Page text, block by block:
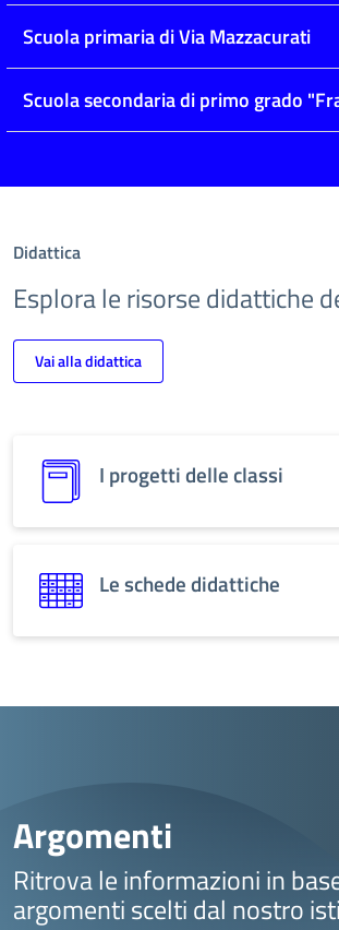
Scuola primaria di Via Mazzacurati
Scuola secondaria di primo grado
Didattica
Esplora le risorse didattiche
Vai alla didattica
I progetti delle classi
Le schede didattiche
Argomenti
Ritrova le informazioni in
argomenti scelti dal nostro